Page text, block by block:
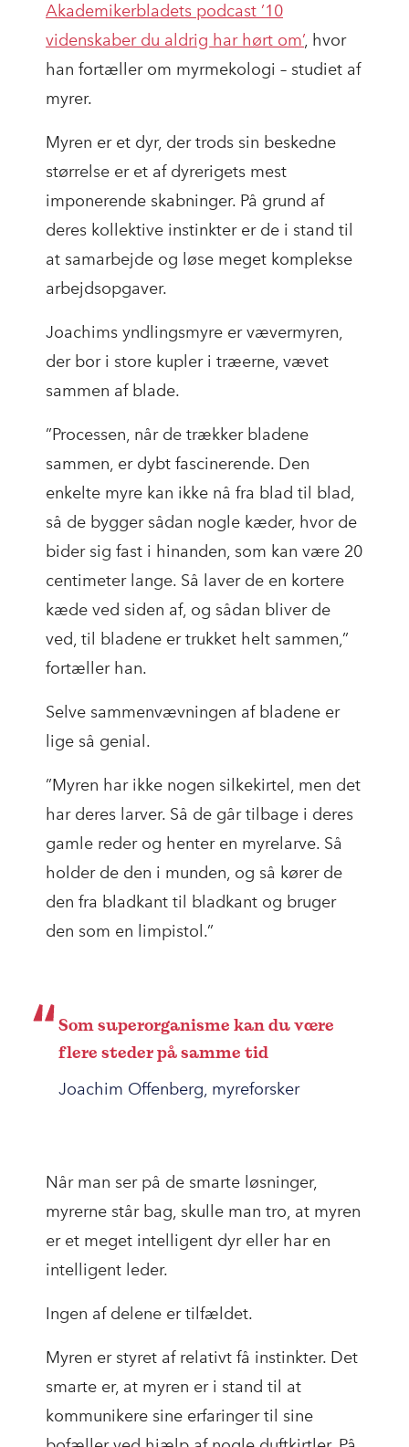
Akademikerbladets podcast ’10
videnskaber du aldrig har hørt om’, hvor
han fortæller om myrmekologi – studiet af
myrer.
Myren er et dyr, der trods sin beskedne
størrelse er et af dyrerigets mest
imponerende skabninger. På grund af
deres kollektive instinkter er de i stand til
at samarbejde og løse meget komplekse
arbejdsopgaver.
Joachims yndlingsmyre er vævermyren,
der bor i store kupler i træerne, vævet
sammen af blade.
”Processen, når de trækker bladene
sammen, er dybt fascinerende. Den
enkelte myre kan ikke nå fra blad til blad,
så de bygger sådan nogle kæder, hvor de
bider sig fast i hinanden, som kan være 20
centimeter lange. Så laver de en kortere
kæde ved siden af, og sådan bliver de
ved, til bladene er trukket helt sammen,”
fortæller han.
Selve sammenvævningen af bladene er
lige så genial.
”Myren har ikke nogen silkekirtel, men det
har deres larver. Så de går tilbage i deres
gamle reder og henter en myrelarve. Så
holder de den i munden, og så kører de
den fra bladkant til bladkant og bruger
den som en limpistol.”
Som superorganisme kan du være
flere steder på samme tid
Joachim Offenberg, myreforsker
Når man ser på de smarte løsninger,
myrerne står bag, skulle man tro, at myren
er et meget intelligent dyr eller har en
intelligent leder.
Ingen af delene er tilfældet.
Myren er styret af relativt få instinkter. Det
smarte er, at myren er i stand til at
kommunikere sine erfaringer til sine